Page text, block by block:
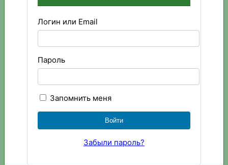
Логин или Email
Пароль
Запомнить меня
Забыли пароль?